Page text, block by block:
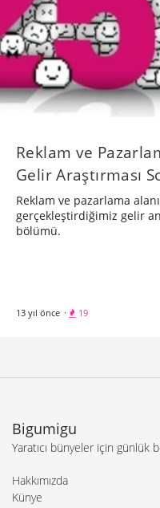
Reklam ve
Gelir Araştırması
Reklam ve pazarlama
gerçekleştirdiğimiz gelir
bölümü.
13 yıl önce · 19
Bigumigu
Yaratıcı bünyeler için günlük
Hakkımızda
Künye